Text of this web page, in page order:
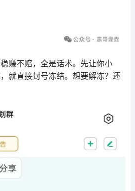
赚不赔，全是话术。先让你小
就直接封号冻结。想要解冻？还